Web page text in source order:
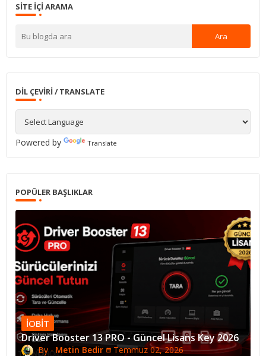
SITE IÇI ARAMA
DIL ÇEVIRI / TRANSLATE
Powered by Translate
POPÜLER BAŞLIKLAR
IOBIT
Driver Booster 13 PRO - Güncel Lisans Key 2026
Metin Bedir Temmuz 02, 2026